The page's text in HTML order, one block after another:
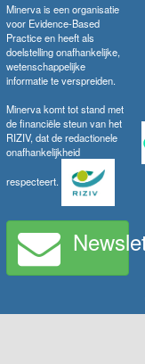
Minerva is een organisatie
voor Evidence-Based
Practice en heeft als
doelstelling onafhankelijke,
wetenschappelijke
informatie te verspreiden.
Minerva komt tot stand met
de financiële steun van het
RIZIV, dat de redactionele
onafhankelijkheid
respecteert.